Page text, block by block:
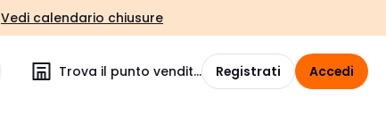
Vedi calendario chiusure
Trova il punto vendita Registrati Accedi